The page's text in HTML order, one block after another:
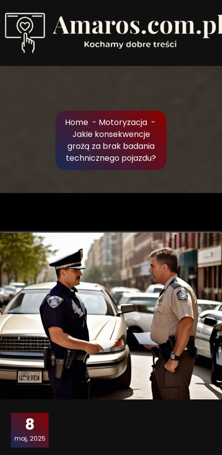
to
Content
Home- Motoryzacja-
Jakie konsekwencje
grożą za brak badania
technicznego pojazdu?
8
maj, 2025